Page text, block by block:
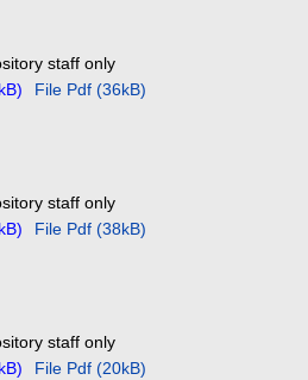
staff only
File Pdf (36kB)
staff only
File Pdf (38kB)
staff only
File Pdf (20kB)